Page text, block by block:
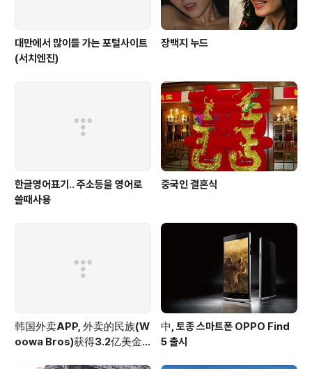
대만에서 많이들 가는 포털사이트
(서치엔진)
장백지 누드
한글영어표기.. 주소등을 영어로
쓸때사용
중국인 결혼식
韩国外卖APP, 外卖的民族(W
oowa Bros)获得3.2亿美金
中, 토종 스마트폰 OPPO Find
5 출시